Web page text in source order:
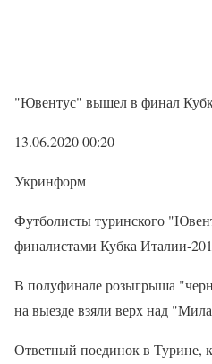
"Ювентус" вышел в финал
13.06.2020 00:20
Укринформ
Футболисты туринского
финалистами Кубка Италии-
В полуфинале розыгрыша
на выезде взяли верх над
Ответный поединок в Турине,